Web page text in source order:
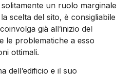
un ruolo marginale
scelta del sito, è consi­gliabile
già all’inizio del
le problematiche a esso
ot­timali.
dell’edificio e il suo